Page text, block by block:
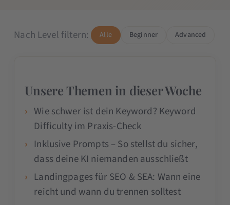
Nach Level filtern: Alle Beginner Advanced
Unsere Themen in dieser Woche
Wie schwer ist dein Keyword? Keyword
Difficulty im Praxis-Check
Inklusive Prompts – So stellst du sicher,
dass deine KI niemanden ausschließt
Landingpages für SEO & SEA: Wann eine
reicht und wann du trennen solltest